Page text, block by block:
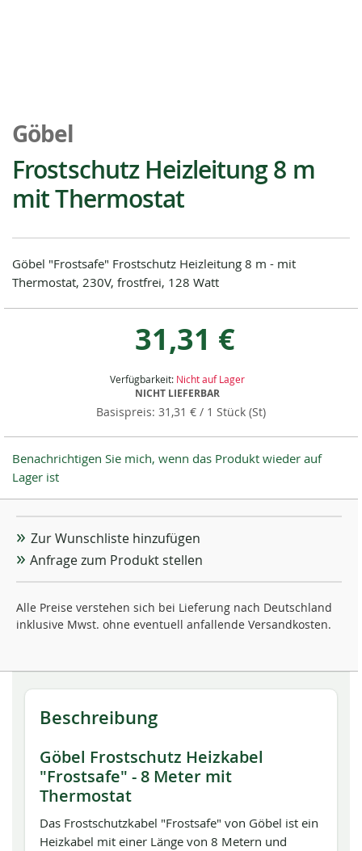
Anfang
der
Bildgalerie
springen
Göbel
Frostschutz Heizleitung 8 m
mit Thermostat
Göbel "Frostsafe" Frostschutz Heizleitung 8 m - mit
Thermostat, 230V, frostfrei, 128 Watt
31,31 €
31,31 € / 1 Stück (St)
Verfügbarkeit: Nicht auf Lager
NICHT LIEFERBAR
Benachrichtigen Sie mich, wenn das Produkt wieder auf
Lager ist
Zur Wunschliste hinzufügen
Anfrage zum Produkt stellen
Alle Preise verstehen sich bei Lieferung nach Deutschland
inklusive Mwst. ohne eventuell anfallende Versandkosten.
Beschreibung
Göbel Frostschutz Heizkabel
"Frostsafe" - 8 Meter mit
Thermostat
Das Frostschutzkabel "Frostsafe" von Göbel ist ein
Heizkabel mit einer Länge von 8 Metern und